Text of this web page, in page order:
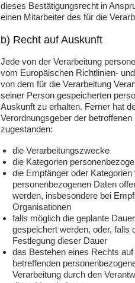
dieses Bestätigungsrecht in
einen Mitarbeiter des für die
b) Recht auf Auskunft
Jede von der Verarbeitung
vom Europäischen Richtlinien-
von dem für die Verarbeitung
seiner Person gespeicherten
Auskunft zu erhalten. Ferner hat
Verordnungsgeber der
zugestanden:
die Verarbeitungszwecke
die Kategorien
die Empfänger oder
personenbezogenen Daten
werden, insbesondere bei
Organisationen
falls möglich die geplante
gespeichert werden, oder, falls
Festlegung dieser Dauer
das Bestehen eines Rechts
betreffenden
Verarbeitung durch den